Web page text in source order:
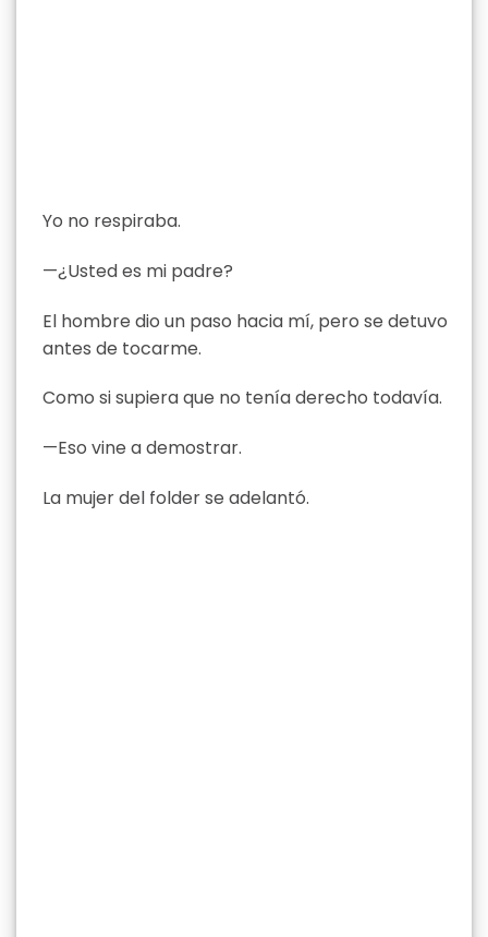
Yo no respiraba.
—¿Usted es mi padre?
El hombre dio un paso hacia mí, pero se detuvo
antes de tocarme.
Como si supiera que no tenía derecho todavía.
—Eso vine a demostrar.
La mujer del folder se adelantó.